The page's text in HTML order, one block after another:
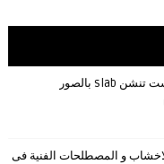
و المصطلحات الفنية فى